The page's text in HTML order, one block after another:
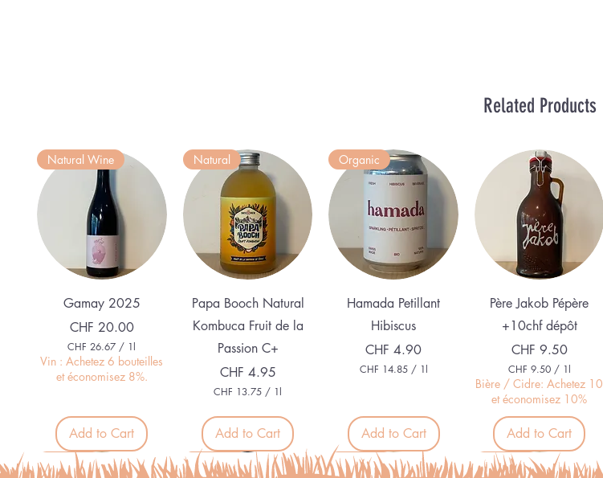
Related Products
Quick View
Natural Wine
Gamay 2025
Price
CHF 20.00
CHF 26.67 / 1l
C
H
F
.
6
7
p
Vin : Achetez 6 bouteilles
et économisez 8%.
Add to Cart
Quick View
Natural
Papa Booch Natural
Kombuca Fruit de la
Passion C+
Price
CHF 4.95
CHF 13.75 / 1l
H
F
1
3
Add to Cart
Quick View
Organic
Hamada Petillant
Hibiscus
Price
CHF 4.90
CHF 14.85 / 1l
1
.
8
Add to Cart
Quick View
Père Jakob Pépère
+10chf dépôt
Price
CHF 9.50
CHF 9.50 / 1l
C
H
F
9
0
Bière / Cidre: Achetez 10
et économisez 10%
Add to Cart
Nouveau Nouveau Nouveau Nouveau
Nouveau